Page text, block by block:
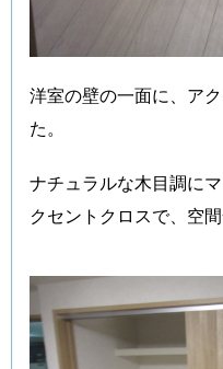
洋室の壁の一面に、ア
た。
ナチュラルな木目調に
クセントクロスで、空